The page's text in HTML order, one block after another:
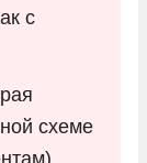
с
схеме